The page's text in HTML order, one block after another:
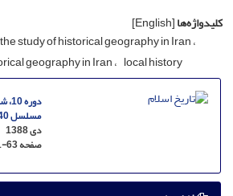
کلیدواژه‌ها[English]
the study of historical geography in Iran
geography in Iran local history
مسلسل 40
دی 1388
صفحه63